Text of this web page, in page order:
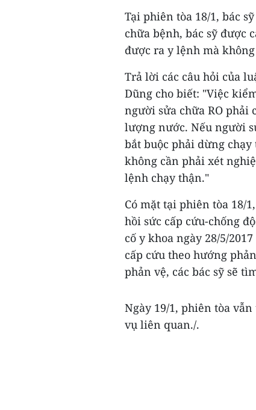
Tại phiên tòa 18/1, bác
chữa bệnh, bác sỹ được
được ra y lệnh mà
Trả lời các câu hỏi của
Dũng cho biết: "Việc
người sửa chữa RO phải
lượng nước. Nếu người
bắt buộc phải dừng chạy
không cần phải xét
lệnh chạy thận."
Có mặt tại phiên tòa 18/
hồi sức cấp cứu-chống
cố y khoa ngày 28/5/
cấp cứu theo hướng
phản vệ, các bác sỹ sẽ
Ngày 19/1, phiên tòa
vụ liên quan./.